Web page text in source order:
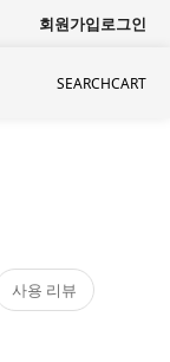
회원가입로그인
SEARCHCART
사용 리뷰